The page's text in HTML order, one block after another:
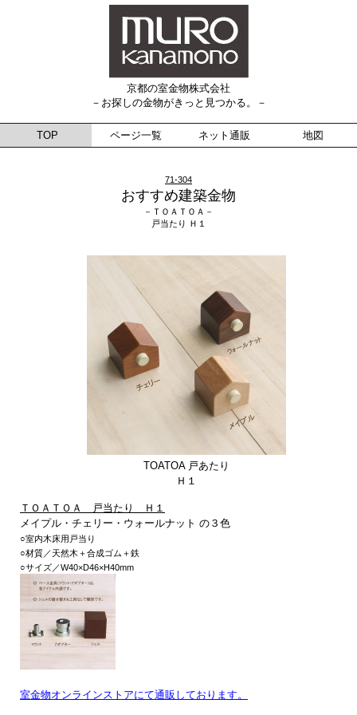
京都の室金物株式会社
－お探しの金物がきっと見つかる。－
TOP ページ一覧 ネット通販 地図
71-304
おすすめ建築金物
－ＴＯＡＴＯＡ－
戸当たり Ｈ１
TOATOA 戸あたり
Ｈ１
ＴＯＡＴＯＡ 戸当たり Ｈ１
メイプル・チェリー・ウォールナット の３色
○室内木床用戸当り
○材質／天然木＋合成ゴム＋鉄
○サイズ／W40×D46×H40mm
室金物オンラインストアにて通販しております。